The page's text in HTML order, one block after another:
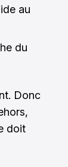
au
du
Donc
doit